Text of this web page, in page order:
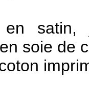
en satin,
soie de